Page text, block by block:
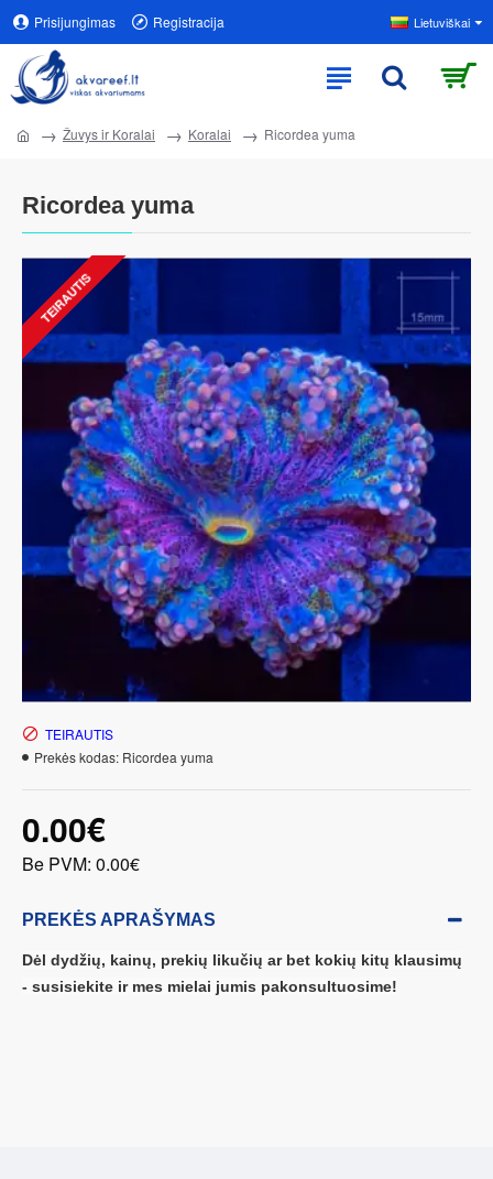
Prisijungimas Registracija Lietuviškai
Žuvys ir Koralai Koralai Ricordea yuma
Ricordea yuma
TEIRAUTIS
0.00€
Be PVM: 0.00€
TEIRAUTIS
Prekės kodas: Ricordea yuma
PREKĖS APRAŠYMAS
Dėl dydžių, kainų, prekių likučių ar bet kokių kitų klausimų
- susisiekite ir mes mielai jumis pakonsultuosime!